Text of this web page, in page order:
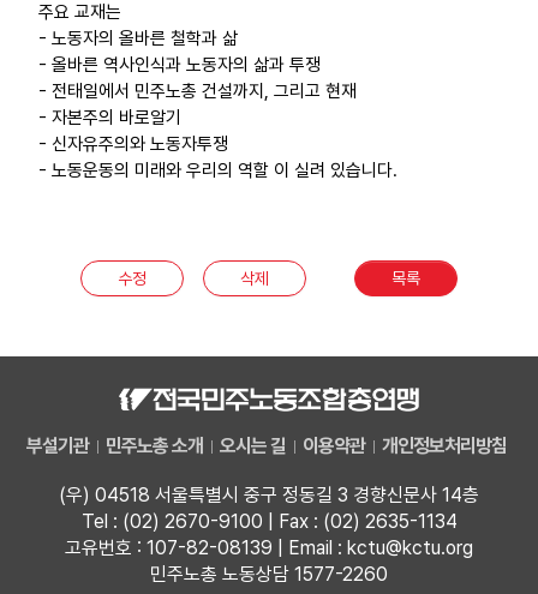
주요 교재는
- 노동자의 올바른 철학과 삶
- 올바른 역사인식과 노동자의 삶과 투쟁
- 전태일에서 민주노총 건설까지, 그리고 현재
- 자본주의 바로알기
- 신자유주의와 노동자투쟁
- 노동운동의 미래와 우리의 역할 이 실려 있습니다.
수정 삭제 목록
부설기관 민주노총 소개 오시는 길 이용약관 개인정보처리방침
(우) 04518 서울특별시 중구 정동길 3 경향신문사 14층
Tel : (02) 2670-9100 | Fax : (02) 2635-1134
고유번호 : 107-82-08139 | Email : kctu@kctu.org
민주노총 노동상담 1577-2260
카드뉴스
부설기관
업무